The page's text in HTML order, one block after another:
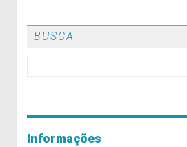
BUSCA
Informações